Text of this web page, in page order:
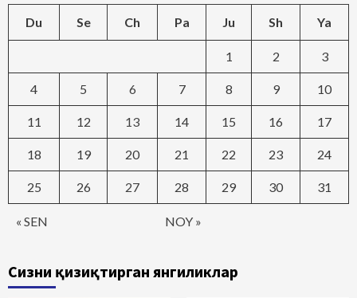
Du Se Ch Pa Ju Sh Ya
« SEN NOY »
1 2 3
4 5 6 7 8 9 10
11 12 13 14 15 16 17
18 19 20 21 22 23 24
25 26 27 28 29 30 31
Сизни қизиқтирган янгиликлар